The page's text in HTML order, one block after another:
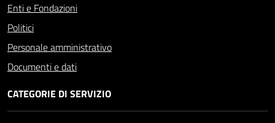
Enti e Fondazioni
Politici
Personale amministrativo
Documenti e dati
CATEGORIE DI SERVIZIO